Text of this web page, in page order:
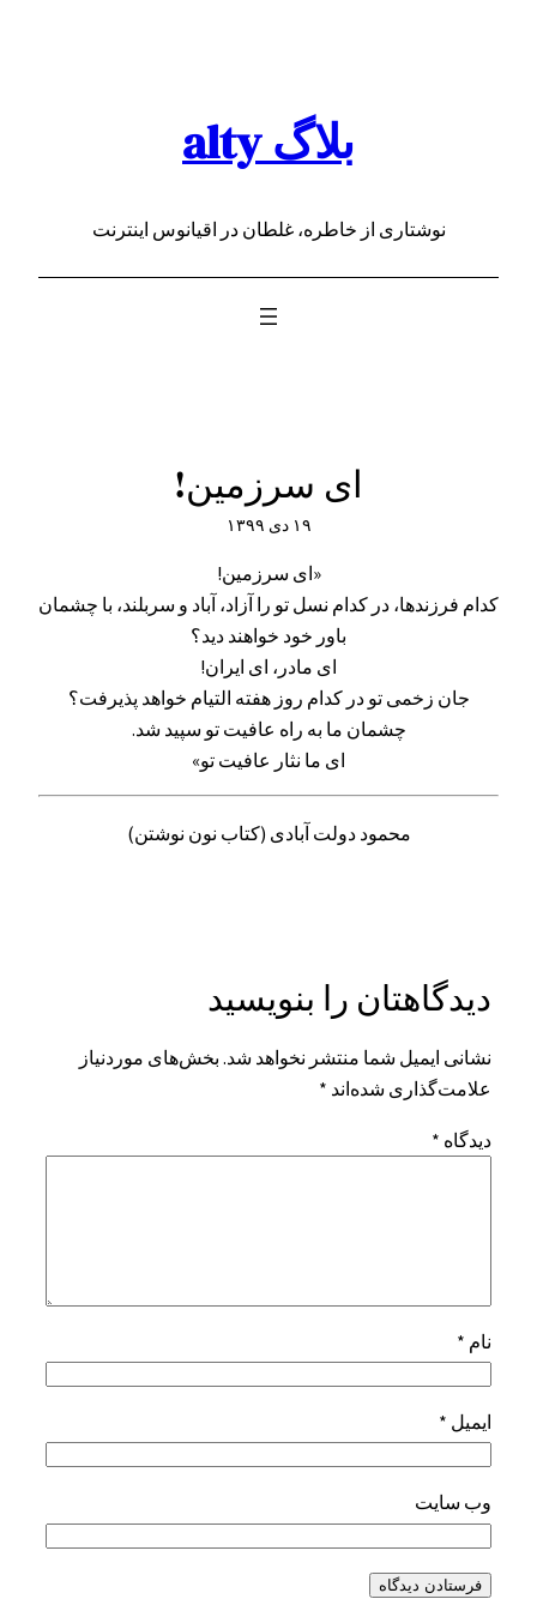
بلاگ alty
نوشتاری از خاطره، غلطان در اقیانوس اینترنت
ای سرزمین!
۱۹ دی ۱۳۹۹
«ای سرزمین!
کدام فرزندها، در کدام نسل تو را آزاد، آباد و سربلند، با چشمان
باور خود خواهند دید؟
ای مادر، ای ایران!
جان زخمی تو در کدام روز هفته التیام خواهد پذیرفت؟
چشمان ما به راه عافیت تو سپید شد.
ای ما نثار عافیت تو»
محمود دولت آبادی (کتاب نون نوشتن)
دیدگاهتان را بنویسید
نشانی ایمیل شما منتشر نخواهد شد. بخش‌های موردنیاز
علامت‌گذاری شده‌اند *
دیدگاه *
نام *
ایمیل *
وب‌ سایت